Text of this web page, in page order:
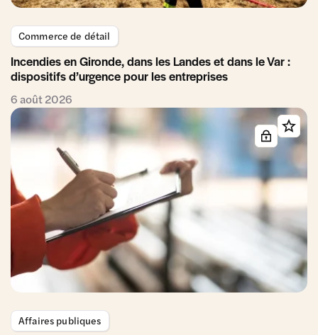
Commerce de détail
Incendies en Gironde, dans les Landes et dans le Var :
dispositifs d’urgence pour les entreprises
6 août 2026
Affaires publiques